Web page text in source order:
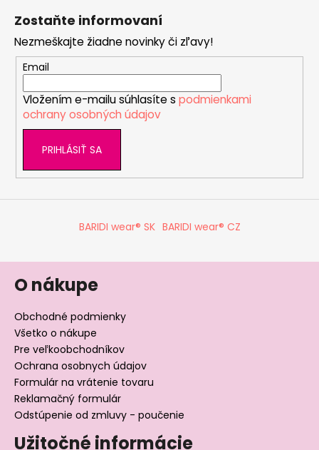
á
d
a
c
i
e
p
r
v
ý
i
u
Zostaňte informovaní
Nezmeškajte žiadne novinky či zľavy!
Email
Vložením e-mailu súhlasíte s podmienkami
ochrany osobných údajov
PRIHLÁSIŤ SA
BARIDI wear® SK BARIDI wear® CZ
O nákupe
Obchodné podmienky
Všetko o nákupe
Pre veľkoobchodníkov
Ochrana osobnych údajov
Formulár na vrátenie tovaru
Reklamačný formulár
Odstúpenie od zmluvy - poučenie
Užitočné informácie